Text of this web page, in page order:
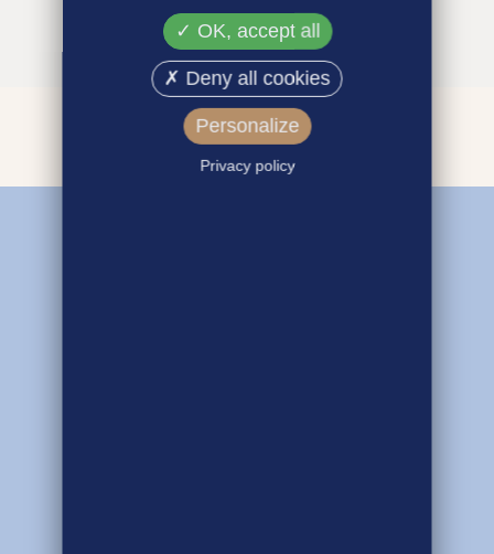
OK, accept all
Deny all cookies
Personalize
Privacy policy